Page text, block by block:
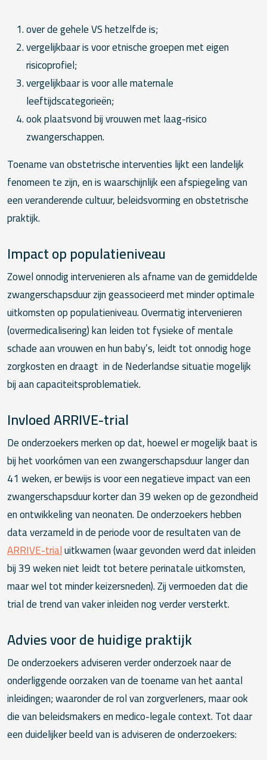
over de gehele VS hetzelfde is;
vergelijkbaar is voor etnische groepen met eigen
risicoprofiel;
vergelijkbaar is voor alle maternale
leeftijdscategorieën;
ook plaatsvond bij vrouwen met laag-risico
zwangerschappen.
Toename van obstetrische interventies lijkt een landelijk
fenomeen te zijn, en is waarschijnlijk een afspiegeling van
een veranderende cultuur, beleidsvorming en obstetrische
praktijk.
Impact op populatieniveau
Zowel onnodig intervenieren als afname van de gemiddelde
zwangerschapsduur zijn geassocieerd met minder optimale
uitkomsten op populatieniveau. Overmatig intervenieren
(overmedicalisering) kan leiden tot fysieke of mentale
schade aan vrouwen en hun baby’s, leidt tot onnodig hoge
zorgkosten en draagt in de Nederlandse situatie mogelijk
bij aan capaciteitsproblematiek.
Invloed ARRIVE-trial
De onderzoekers merken op dat, hoewel er mogelijk baat is
bij het voorkómen van een zwangerschapsduur langer dan
41 weken, er bewijs is voor een negatieve impact van een
zwangerschapsduur korter dan 39 weken op de gezondheid
en ontwikkeling van neonaten. De onderzoekers hebben
data verzameld in de periode voor de resultaten van de
ARRIVE-trialuitkwamen (waar gevonden werd dat inleiden
bij 39 weken niet leidt tot betere perinatale uitkomsten,
maar wel tot minder keizersneden). Zij vermoeden dat die
trial de trend van vaker inleiden nog verder versterkt.
Advies voor de huidige praktijk
De onderzoekers adviseren verder onderzoek naar de
onderliggende oorzaken van de toename van het aantal
inleidingen; waaronder de rol van zorgverleners, maar ook
die van beleidsmakers en medico-legale context. Tot daar
een duidelijker beeld van is adviseren de onderzoekers: